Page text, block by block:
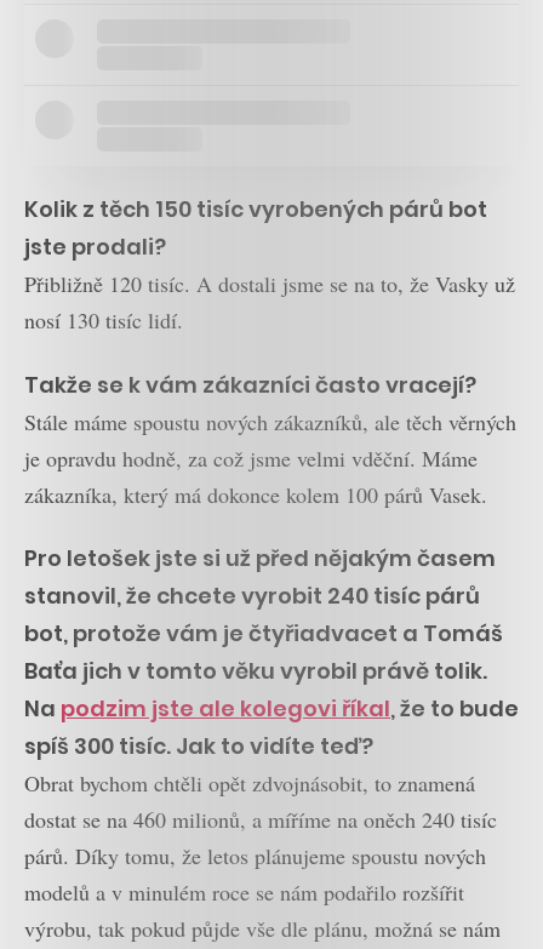
Kolik z těch 150 tisíc vyrobených párů bot
jste prodali?
Přibližně 120 tisíc. A dostali jsme se na to, že Vasky už
nosí 130 tisíc lidí.
Takže se k vám zákazníci často vracejí?
Stále máme spoustu nových zákazníků, ale těch věrných
je opravdu hodně, za což jsme velmi vděční. Máme
zákazníka, který má dokonce kolem 100 párů Vasek.
Pro letošek jste si už před nějakým časem
stanovil, že chcete vyrobit 240 tisíc párů
bot, protože vám je čtyřiadvacet a Tomáš
Baťa jich v tomto věku vyrobil právě tolik.
Na podzim jste ale kolegovi říkal, že to bude
spíš 300 tisíc. Jak to vidíte teď?
Obrat bychom chtěli opět zdvojnásobit, to znamená
dostat se na 460 milionů, a míříme na oněch 240 tisíc
párů. Díky tomu, že letos plánujeme spoustu nových
modelů a v minulém roce se nám podařilo rozšířit
výrobu, tak pokud půjde vše dle plánu, možná se nám